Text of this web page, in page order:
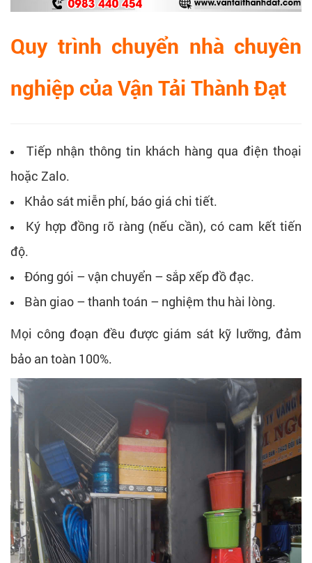
Quy trình chuyển nhà chuyên
nghiệp của Vận Tải Thành Đạt
Tiếp nhận thông tin khách hàng qua điện thoại
hoặc Zalo.
Khảo sát miễn phí, báo giá chi tiết.
Ký hợp đồng rõ ràng (nếu cần), có cam kết tiến
độ.
Đóng gói – vận chuyển – sắp xếp đồ đạc.
Bàn giao – thanh toán – nghiệm thu hài lòng.
Mọi công đoạn đều được giám sát kỹ lưỡng, đảm
bảo an toàn 100%.